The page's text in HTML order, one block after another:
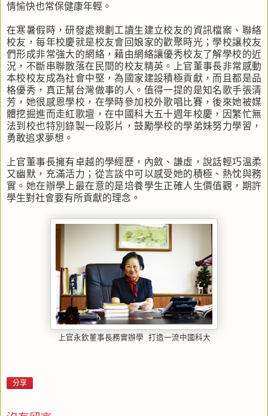
情愉快也常保健康年輕。
在寒暑假時，研發處規劃工讀生建立校友的資訊檔案、聯絡
校友，每年校慶就是校友會回娘家的歡聚時光；學校讓校友
們形成非常強大的網絡，藉由網絡讓優秀校友了解學校的近
況，不斷串聯散落在民間的校友精英。上官董事長非常感動
本校校友成為社會中堅，為國家建設積極貢獻，而且都是品
格優秀，真正幫台灣做事的人。值得一提的是知名歌手張清
芳，她很感恩學校，在學時參加校外歌唱比賽，後來她被媒
體挖掘進而走紅歌壇，在中國科大五十週年校慶，因繁忙無
法到校也特別錄製一段影片，鼓勵學校的學弟妹努力學習，
勇敢追求夢想。
上官董事長擁有卓越的學經歷，內斂、謙虛，說話輕巧溫柔
又幽默，充滿活力；從言談中可以感受她的積極、熱忱與務
實。她在辦學上最在意的是培養學生正確人生價值觀，期許
學生對社會要有所貢獻的理念。
上官永欽董事長務實辦學 打造一流中國科大
分享